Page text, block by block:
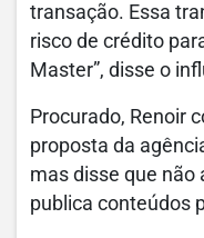
transação. Essa
risco de crédito
Master”, disse o
Procurado, Renoir
proposta da
mas disse que não
publica conteúdos